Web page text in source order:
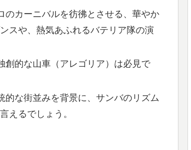
のカーニバルを彷彿とさせる、華やか
スや、熱気あふれるバテリア隊の演
創的な山車（アレゴリア）は必見で
的な街並みを背景に、サンバのリズム
えるでしょう。